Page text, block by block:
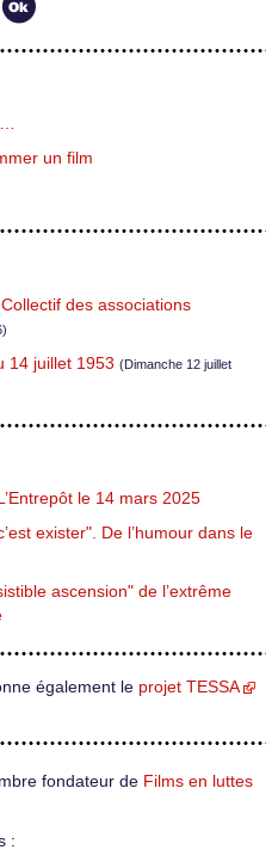
un film
des associations
14 juillet 1953 (Dimanche 12 juillet
le 14 mars 2025
exister". De l’humour dans le
ascension" de l’extrême
également le projet TESSA
fondateur de Films en luttes
: